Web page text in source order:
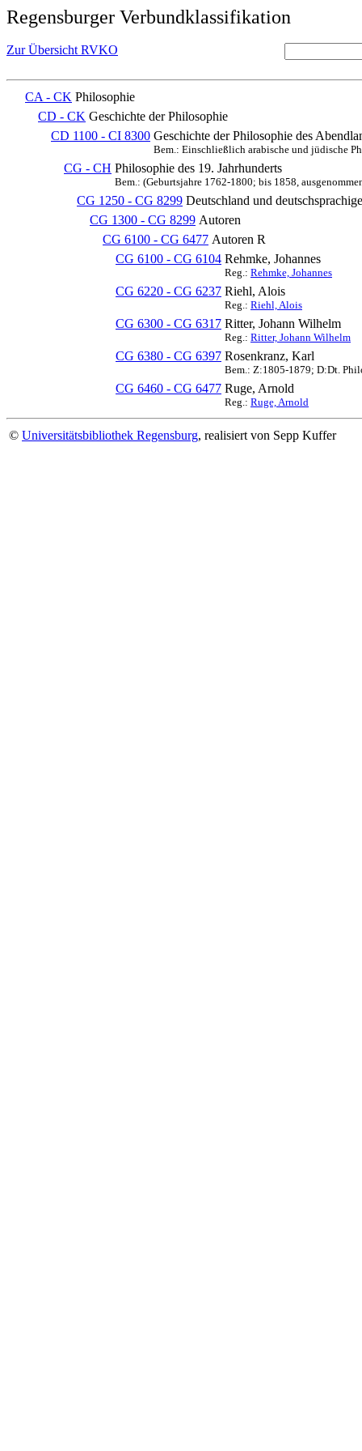
Regensburger Verbundklassifikation
Zur Übersicht RVKO
CA - CK Philosophie
CD - CK Geschichte der Philosophie
CD 1100 - CI 8300 Geschichte der Philosophie des
Bem.: Einschließlich arabische und jüdische
CG - CH Philosophie des 19. Jahrhunderts
Bem.: (Geburtsjahre 1762-1800; bis 1858,
CG 1250 - CG 8299 Deutschland und
CG 1300 - CG 8299 Autoren
CG 6100 - CG 6477 Autoren R
CG 6100 - CG 6104 Rehmke, Johannes
Reg.: Rehmke, Johannes
CG 6220 - CG 6237 Riehl, Alois
Reg.: Riehl, Alois
CG 6300 - CG 6317 Ritter, Johann Wilhelm
Reg.: Ritter, Johann Wilhelm
CG 6380 - CG 6397 Rosenkranz, Karl
Bem.: Z:1805-1879; D:Dt.
CG 6460 - CG 6477 Ruge, Arnold
Reg.: Ruge, Arnold
© Universitätsbibliothek Regensburg, realisiert von Sepp Kuffer